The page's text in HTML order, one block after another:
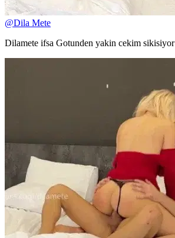
@Dila Mete
Dilamete ifsa Gotunden yakin cekim sikisiyor